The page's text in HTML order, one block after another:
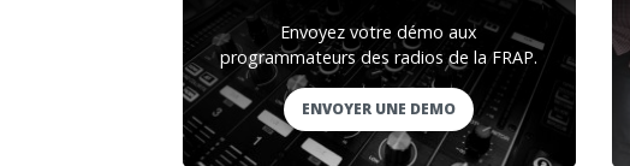
Envoyez votre démo aux
programmateurs des radios de la FRAP.
ENVOYER UNE DEMO